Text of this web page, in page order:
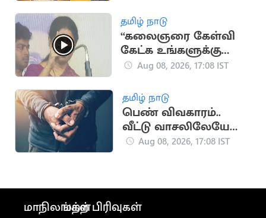
நெகிழ்ச்சி பதிவு
தமிழ் நாடு
“கலைஞரை கேள்வி
கேட்க உங்களுக்கு
தகுதியில்லை” -
Aug 08, 2026, 17:08 IST
தமிழ் நாடு
பெண் விவகாரம்..
வீட்டு வாசலிலேயே
ஒருவருக்கு அரிவாள்
Aug 08, 2026, 17:08 IST
மாநிலங்கள்மற்ற பிரிவுகள்